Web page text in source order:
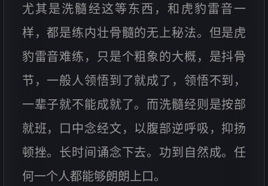
尤其是洗髓经这等东西，和虎豹雷音一
样，都是练内壮骨髓的无上秘法。但是虎
豹雷音难练，只是个粗象的大概，是抖骨
节，一般人领悟到了就成了，领悟不到，
一辈子就不能成就了。而洗髓经则是按部
就班，口中念经文，以腹部逆呼吸，抑扬
顿挫。长时间诵念下去。功到自然成。任
何一个人都能够朗朗上口。